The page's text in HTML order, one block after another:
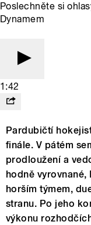
Poslechněte si
Dynamem
1:42
Pardubičtí
finále. V pátém
prodloužení a
hodně
horším týmem,
stranu. Po jeho
výkonu